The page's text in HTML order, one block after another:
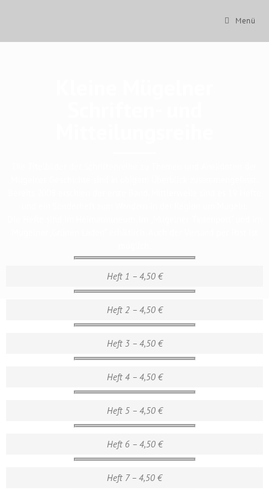
Menü
Heft 1 – 4,50 €
Heft 2 – 4,50 €
Heft 3 – 4,50 €
Heft 4 – 4,50 €
Heft 5 – 4,50 €
Heft 6 – 4,50 €
Heft 7 – 4,50 €